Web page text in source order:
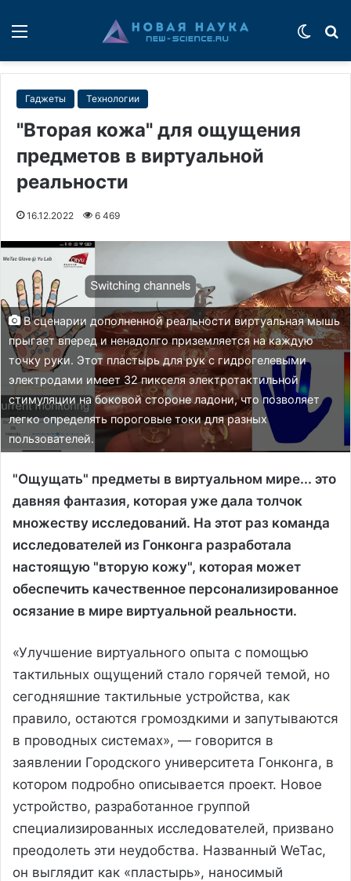
Гаджеты Технологии
"Вторая кожа" для ощущения
предметов в виртуальной
реальности
16.12.2022 6 469
В сценарии дополненной реальности виртуальная мышь
прыгает вперед и ненадолго приземляется на каждую
точку руки. Этот пластырь для рук с гидрогелевыми
электродами имеет 32 пикселя электротактильной
стимуляции на боковой стороне ладони, что позволяет
легко определять пороговые токи для разных
пользователей.
"Ощущать" предметы в виртуальном мире... это
давняя фантазия, которая уже дала толчок
множеству исследований. На этот раз команда
исследователей из Гонконга разработала
настоящую "вторую кожу", которая может
обеспечить качественное персонализированное
осязание в мире виртуальной реальности.
«Улучшение виртуального опыта с помощью
тактильных ощущений стало горячей темой, но
сегодняшние тактильные устройства, как
правило, остаются громоздкими и запутываются
в проводных системах», — говорится в
заявлении Городского университета Гонконга, в
котором подробно описывается проект. Новое
устройство, разработанное группой
специализированных исследователей, призвано
преодолеть эти неудобства. Названный WeTac,
он выглядит как «пластырь», наносимый